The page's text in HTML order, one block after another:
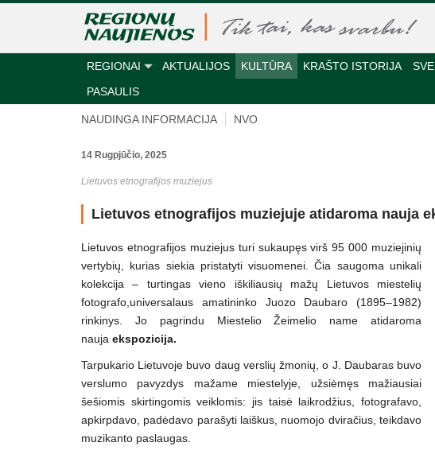
REGIONAI AKTUALIJOS KULTŪRA KRAŠTO ISTORIJA
PASAULIS
NAUDINGA INFORMACIJA NVO
14 Rugpjūčio, 2025
Lietuvos etnografijos muziejus
Lietuvos etnografijos muziejuje atidaroma nauja
Lietuvos etnografijos muziejus turi sukaupęs virš 95 000 muziejinių
vertybių, kurias siekia pristatyti visuomenei. Čia saugoma unikali
kolekcija – turtingas vieno iškiliausių mažų Lietuvos miestelių
fotografo,universalaus amatininko Juozo Daubaro (1895–1982)
rinkinys. Jo pagrindu Miestelio Žeimelio name atidaroma
nauja ekspozicija.
Tarpukario Lietuvoje buvo daug verslių žmonių, o J. Daubaras buvo
verslumo pavyzdys mažame miestelyje, užsiėmęs mažiausiai
šešiomis skirtingomis veiklomis: jis taisė laikrodžius, fotografavo,
apkirpdavo, padėdavo parašyti laiškus, nuomojo dviračius, teikdavo
muzikanto paslaugas.